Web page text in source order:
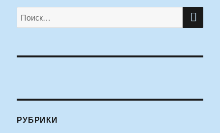
Искать:
РУБРИКИ